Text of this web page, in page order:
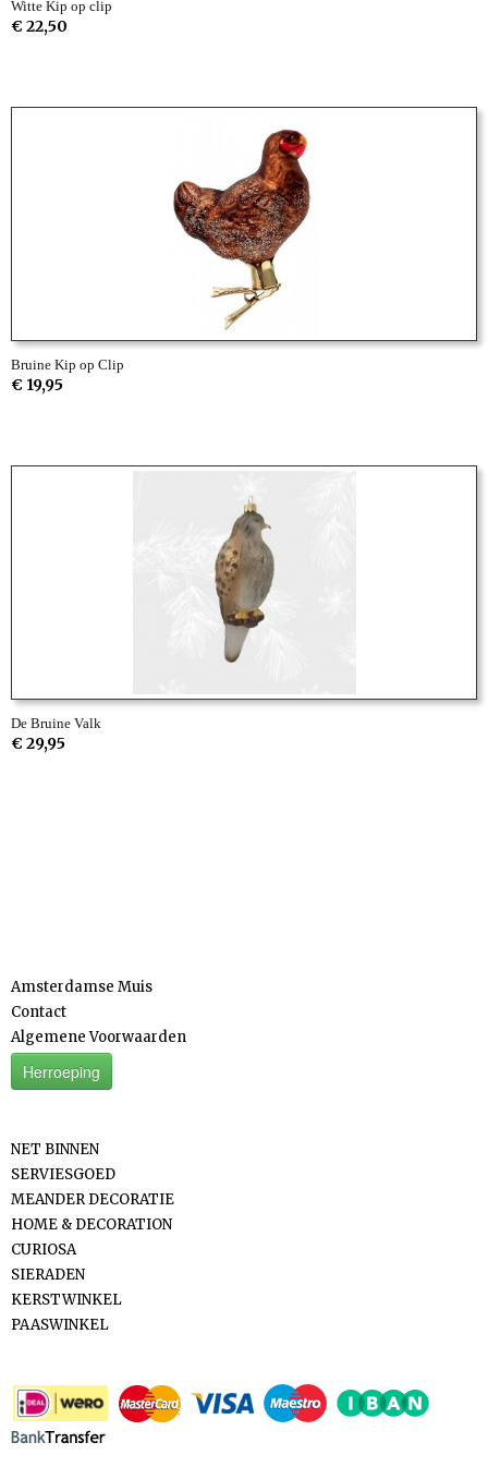
Witte Kip op clip
€ 22,50
Bruine Kip op Clip
€ 19,95
De Bruine Valk
€ 29,95
Amsterdamse Muis
Contact
Algemene Voorwaarden
Herroeping
NET BINNEN
SERVIESGOED
MEANDER DECORATIE
HOME & DECORATION
CURIOSA
SIERADEN
KERSTWINKEL
PAASWINKEL